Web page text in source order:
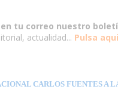
en tu correo nuestro
actualidad... Pulsa aqui
CARLOS FUENTES A